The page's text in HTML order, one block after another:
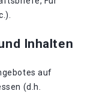
Inhalten
auf
(d.h.